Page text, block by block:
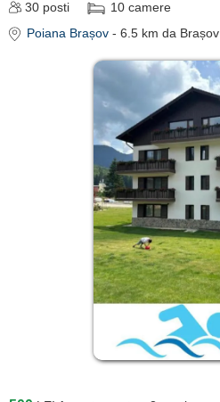
30 posti 10 camere
Poiana Brașov - 6.5 km da Brașov